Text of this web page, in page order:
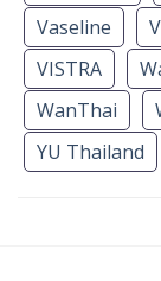
Vaseline
VISTRA
WanThai
YU Thailand